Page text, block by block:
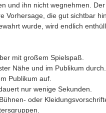
und ihn nicht wegnehmen.
Vorhersage, die gut sichtbar
wurde, wird endlich
mit großem Spielspaß.
Nähe und im Publikum durch.
Publikum auf.
nur wenige Sekunden.
oder